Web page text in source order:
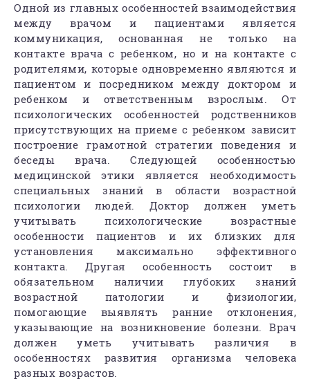
Одной из главных особенностей взаимодействия
между врачом и пациентами является
коммуникация, основанная не только на
контакте врача с ребенком, но и на контакте с
родителями, которые одновременно являются и
пациентом и посредником между доктором и
ребенком и ответственным взрослым. От
психологических особенностей родственников
присутствующих на приеме с ребенком зависит
построение грамотной стратегии поведения и
беседы врача. Следующей особенностью
медицинской этики является необходимость
специальных знаний в области возрастной
психологии людей. Доктор должен уметь
учитывать психологические возрастные
особенности пациентов и их близких для
установления максимально эффективного
контакта. Другая особенность состоит в
обязательном наличии глубоких знаний
возрастной патологии и физиологии,
помогающие выявлять ранние отклонения,
указывающие на возникновение болезни. Врач
должен уметь учитывать различия в
особенностях развития организма человека
разных возрастов.